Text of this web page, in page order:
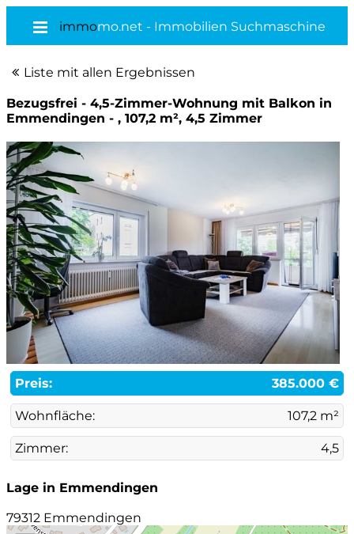
immomo.net - Immobilien Suchmaschine
Liste mit allen Ergebnissen
Bezugsfrei - 4,5-Zimmer-Wohnung mit Balkon in
Emmendingen - , 107,2 m², 4,5 Zimmer
Preis: 385.000 €
Wohnfläche: 107,2 m²
Zimmer: 4,5
Lage in Emmendingen
79312 Emmendingen